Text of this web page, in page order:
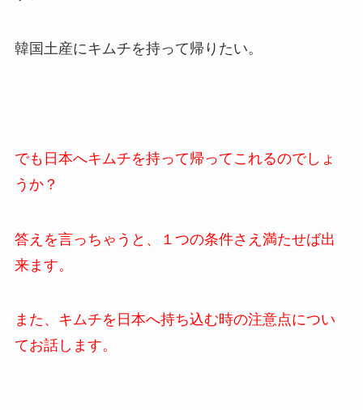
韓国土産にキムチを持って帰りたい。
でも日本へキムチを持って帰ってこれるのでしょ
うか？
答えを言っちゃうと、１つの条件さえ満たせば出
来ます。
また、キムチを日本へ持ち込む時の注意点につい
てお話します。